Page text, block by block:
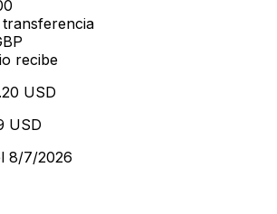
transferencia
recibe
USD
USD
8/7/2026